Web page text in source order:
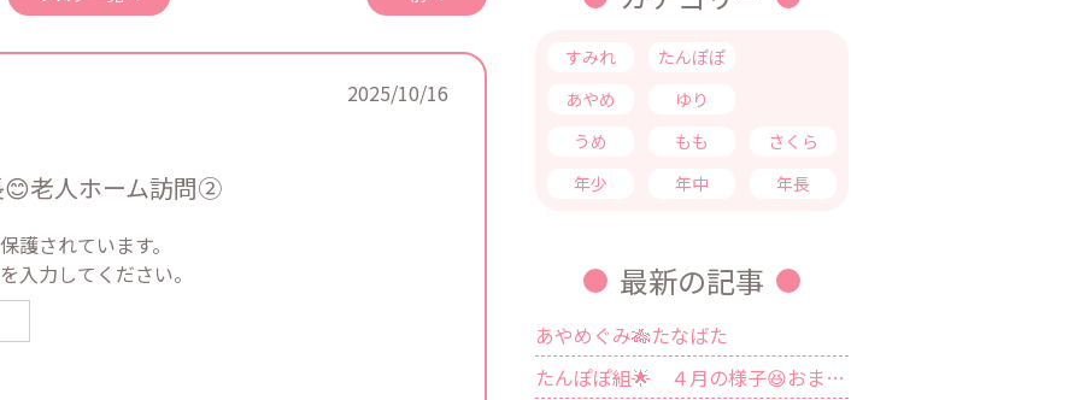
2025/10/16
老人ホーム訪問②
護されています。
入力してください。
すみれ たんぽぽ
あやめ
ゆり
うめ
もも
さくら
年少
年中 年長
最新の記事
あやめぐみ🎋たなばた
たんぽぽ組🌟 ４月の様子😆おまけ❤